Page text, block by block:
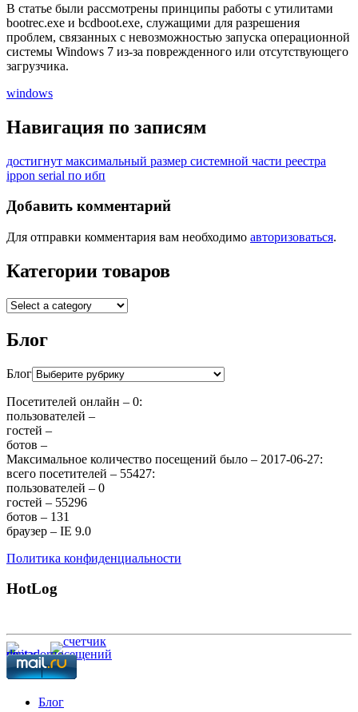
В статье были рассмотрены принципы работы с утилитами
bootrec.exe и bcdboot.exe, служащими для разрешения
проблем, связанных с невозможностью запуска операционной
системы Windows 7 из-за поврежденного или отсутствующего
загрузчика.
windows
Навигация по записям
достигнут максимальный размер системной части реестра
ippon serial по ибп
Добавить комментарий
Для отправки комментария вам необходимо авторизоваться.
Категории товаров
Блог
Блог
Посетителей онлайн – 0:
пользователей –
гостей –
ботов –
Максимальное количество посещений было – 2017-06-27:
всего посетителей – 55427:
пользователей – 0
гостей – 55296
ботов – 131
браузер – IE 9.0
Политика конфиденциальности
HotLog
Блог